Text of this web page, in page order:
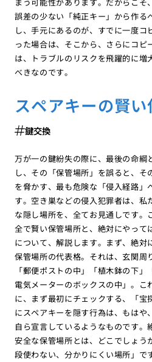
誤差の少ない「純正キー」から作る
し、手元にあるのが、すでに一度
った場合は、そこから、さらにコピ
は、トラブルのリスクを飛躍的に増
べきなのです。
スペアキーの賢
鍵交換
万が一の鍵紛失の際に、最後の命綱
し、その「保管場所」を誤ると、
を脅かす、最も危険な「侵入経路」
す。空き巣などの侵入犯罪者は、私
な隠し場所を、全てお見通しです。
全で賢い保管場所と、絶対にやって
について、解説します。まず、絶対
保管場所の代表格。それは、玄関周
「郵便ポストの中」「植木鉢の下
電気メーターのボックスの中」。こ
に、まず最初にチェックする、「宝
にスペアキーを隠す行為は、もはや
自ら宣言しているようなものです。
安全な保管場所とは、どこでしょう
段使わない、分かりにくい場所」で